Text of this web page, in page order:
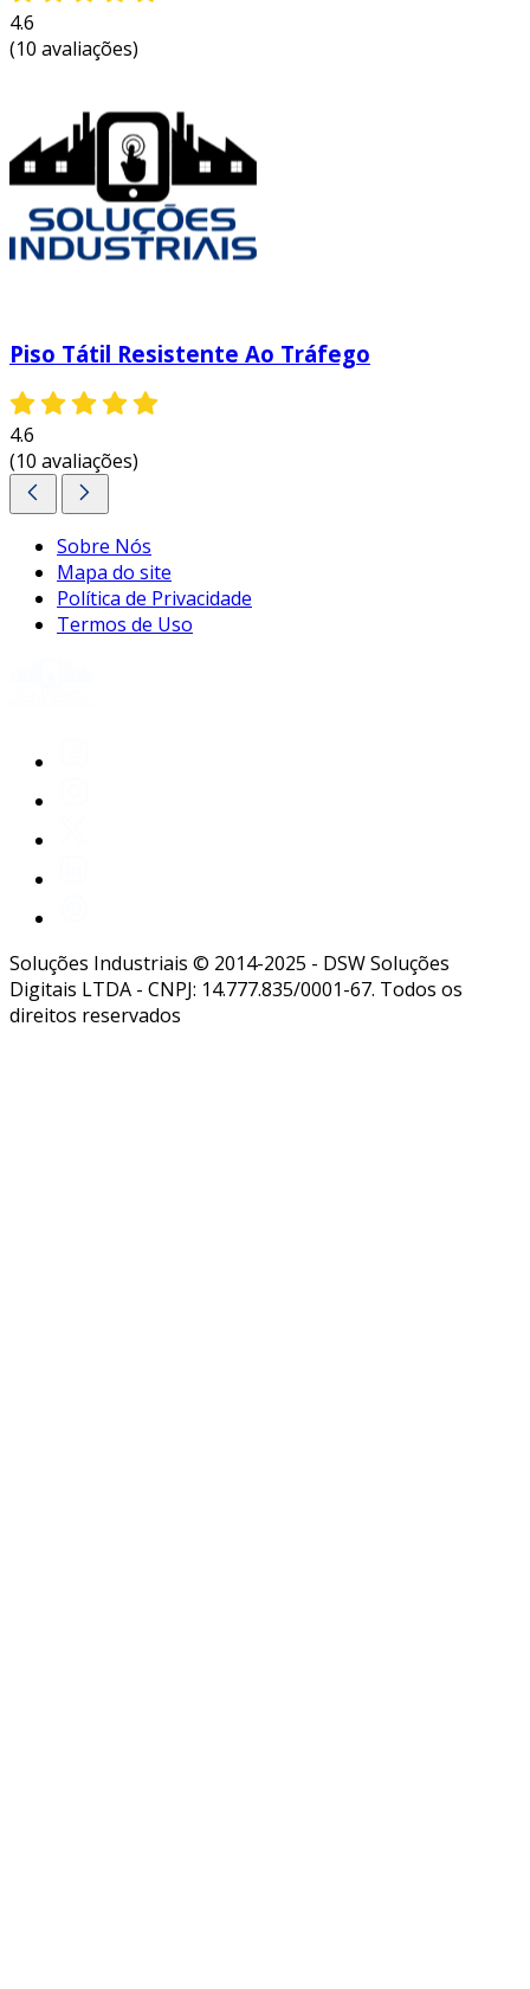
parte crucial para transformar ambientes em
lugares mais inclusivos e confortáveis.
4.6
(10 avaliações)
Piso Tátil Resistente Ao Tráfego
4.6
(10 avaliações)
Sobre Nós
Mapa do site
Política de Privacidade
Termos de Uso
Soluções Industriais © 2014-2025 - DSW Soluções
Digitais LTDA - CNPJ: 14.777.835/0001-67. Todos os
direitos reservados